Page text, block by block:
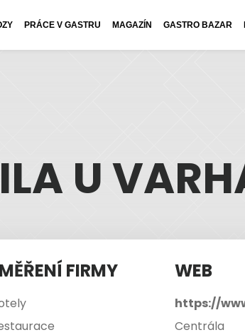
PRÁCE V GASTRU MAGAZÍN GASTRO BAZAR
U
FIRMY WEB
https://
Centrála